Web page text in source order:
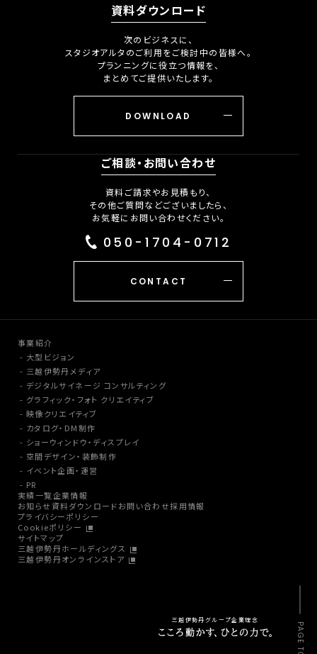
資料ダウンロード
次のビジネスに、
スタジオアルタのご利用をご検討中の皆様へ。
プランニングに役立つ情報を、
まとめてご提供いたします。
DOWNLOAD
ご相談・お問い合わせ
資料ご請求やお見積もり、
その他ご質問などございましたら、
お気軽にお問い合わせください。
050-1704-0712
CONTACT
事業紹介
大型ビジョン
三越伊勢丹メディア
デジタルサイネージ コンサルティング
グラフィック・フォト クリエイティブ
映像クリエイティブ
カタログ・DM制作
ショーウィンドウ・ディスプレイ
空間デザイン・装飾制作
イベント企画・運営
PR
実績一覧企業情報
お知らせ 資料ダウンロードお問い合わせ採用情報
プライバシーポリシー
Cookieポリシー
サイトマップ
三越伊勢丹ホールディングス
三越伊勢丹オンラインストア
三越伊勢丹グループ企業理念
PAGE TOP